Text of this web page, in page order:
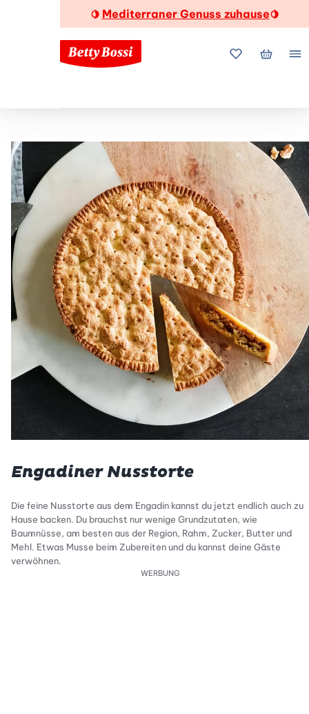
🍋 Mediterraner Genuss zuhause🍋
MeineMein
Engadiner Nusstorte
Die feine Nusstorte aus dem Engadin kannst du jetzt endlich auch zu
Hause backen. Du brauchst nur wenige Grundzutaten, wie
Baumnüsse, am besten aus der Region, Rahm, Zucker, Butter und
Mehl. Etwas Musse beim Zubereiten und du kannst deine Gäste
verwöhnen.
WERBUNG